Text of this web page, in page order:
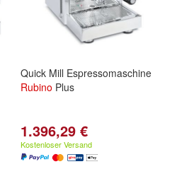
Quick Mill Espressomaschine
Rubino Plus
1.396,29 €
Kostenloser Versand